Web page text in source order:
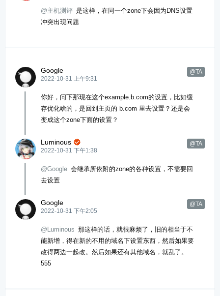
@主机测评 是这样，在同一个zone下会因为DNS设置
冲突出现问题
Google
@TA
2022-10-31 上午9:31
你好，问下那现在这个example.b.com的设置，比如缓
存优化啥的，是回到主页的 b.com 里去设置？还是会
变成这个zone下面的设置？
Luminous @TA

2022-10-31 下午1:38
@Google 会继承所依附的zone的各种设置，不需要回
去设置
Google
@TA
2022-10-31 下午2:05
@Luminous 那这样的话，就很麻烦了，旧的相当于不
能新增，得在新的不用的域名下设置东西，然后如果要
改得两边一起改。然后如果还有其他域名，就乱了。
555